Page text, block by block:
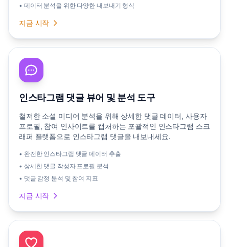
• 데이터 분석을 위한 다양한 내보내기 형식
지금 시작
인스타그램 댓글 뷰어 및 분석 도구
철저한 소셜 미디어 분석을 위해 상세한 댓글 데이터, 사용자
프로필, 참여 인사이트를 캡처하는 포괄적인 인스타그램 스크
래퍼 플랫폼으로 인스타그램 댓글을 내보내세요.
• 완전한 인스타그램 댓글 데이터 추출
• 상세한 댓글 작성자 프로필 분석
• 댓글 감정 분석 및 참여 지표
지금 시작